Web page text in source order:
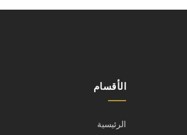
الأقسام
الرئيسية